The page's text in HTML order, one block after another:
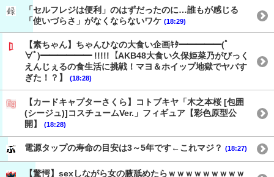
「セルフレジは便利」のはずだったのに…誰もが感じる
「使いづらさ」がなくならないワケ (18:29)
【素ちゃん】ちゃんひなの大食い企画ｷﾀ━━━━━(ﾟ
∀ﾟ)━━━━━━ !!!!!【AKB48大食い久保姫菜乃がびっく
えんじぇるの食生活に挑戦！マヨ＆ホイップ地獄でヤバす
ぎた！？】
(18:28)
【カードキャプターさくら】コトブキヤ「木之本桜 [包囲
(シージュ)]コスチュームVer.」フィギュア【彩色原型公
開】
(18:28)
電源タップの寿命の目安は3～5年です←これマジ？ (18:27)
【驚愕】sexしながら女の腋舐めたらｗｗｗｗｗｗｗｗｗ